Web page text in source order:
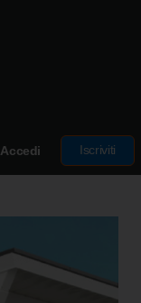
Accedi Iscriviti